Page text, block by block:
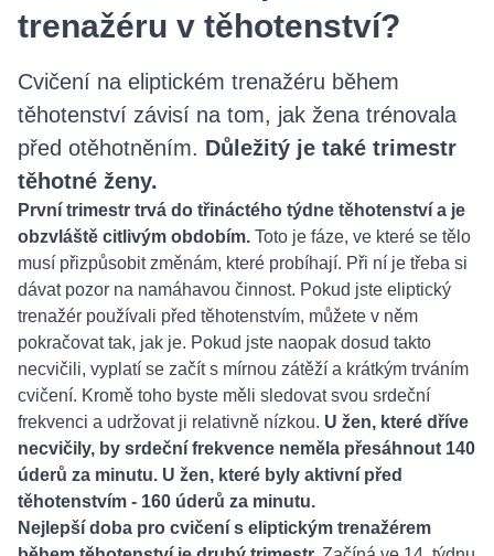
trenažéru v těhotenství?
Cvičení na eliptickém trenažéru během
těhotenství závisí na tom, jak žena trénovala
před otěhotněním. Důležitý je také trimestr
těhotné ženy.
První trimestr trvá do třináctého týdne těhotenství a je
obzvláště citlivým obdobím. Toto je fáze, ve které se tělo
musí přizpůsobit změnám, které probíhají. Při ní je třeba si
dávat pozor na namáhavou činnost. Pokud jste eliptický
trenažér používali před těhotenstvím, můžete v něm
pokračovat tak, jak je. Pokud jste naopak dosud takto
necvičili, vyplatí se začít s mírnou zátěží a krátkým trváním
cvičení. Kromě toho byste měli sledovat svou srdeční
frekvenci a udržovat ji relativně nízkou. U žen, které dříve
necvičily, by srdeční frekvence neměla přesáhnout 140
úderů za minutu. U žen, které byly aktivní před
těhotenstvím - 160 úderů za minutu.
Nejlepší doba pro cvičení s eliptickým trenažérem